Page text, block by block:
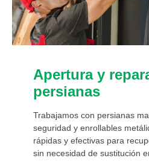
Apertura y
persianas
Trabajamos con persianas
seguridad y enrollables
rápidas y efectivas para
sin necesidad de sustitución